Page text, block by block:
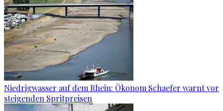
Niedrigwasser auf dem Rhein: Ökonom Schaefer warnt vor
steigenden Spritpreisen